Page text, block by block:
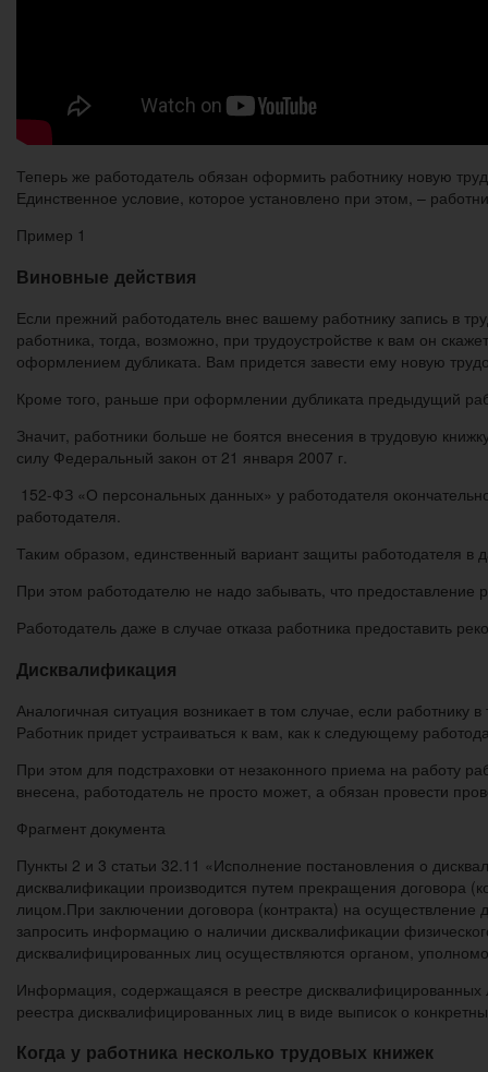
Теперь же работодатель обязан оформить работнику новую
Единственное условие, которое установлено при этом, –
Пример 1
Виновные действия
Если прежний работодатель внес вашему работнику запись в
работника, тогда, возможно, при трудоустройст­ве к вам он
оформлением дубликата. Вам придется завести ему новую
Кроме того, раньше при оформлении дубликата предыдущий
Значит, работники больше не боятся внесения в трудовую
силу Федеральный закон от 21 января 2007 г.
152-ФЗ «О персональных данных» у работодателя
работодателя.
Таким образом, единственный вариант защиты работодателя в
При этом работодателю не надо забывать, что предоставление
Работодатель даже в случае отказа работника предоставить
Дисквалификация
Аналогичная ситуация возникает в том случае, если
Работник придет устраиваться к вам, как к ­следующему
При этом для подстраховки от незаконного приема на работу
внесена, работодатель не просто может, а обязан провести
Фрагмент документа
Пункты 2 и 3 статьи 32.11 «Исполнение постановления о
дисквалификации производится путем прекращения договора
лицом.При заключении договора (контракта) на
запросить информацию о наличии дисквалификации
дисквалифицированных лиц ­осуществляются органом,
Информация, содержащаяся в реестре дисквалифицированных
реестра дисквалифицированных лиц в виде выписок о
Когда у работника несколько трудовых книжек